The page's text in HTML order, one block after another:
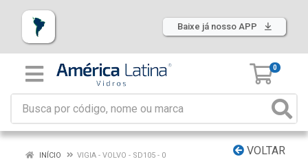
Baixe já nosso APP
0
VOLTAR
INÍCIO VIGIA - VOLVO - SD105 - 0